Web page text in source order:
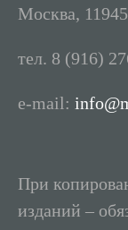
Москва,
тел. 8 (916)
e-mail:
При
изданий –